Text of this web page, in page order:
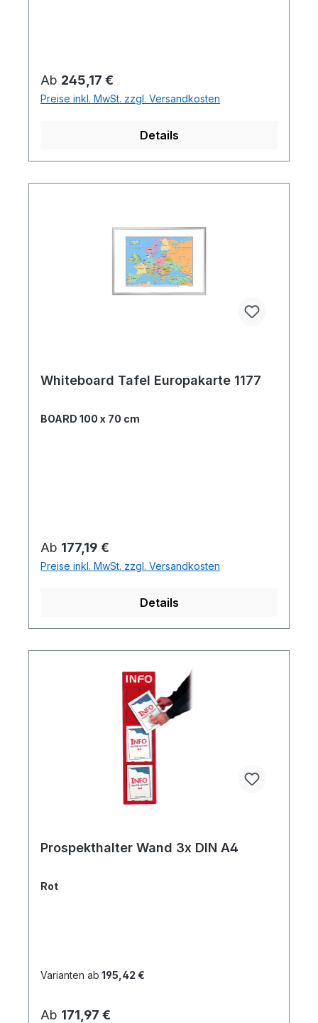
Regulärer Preis:
Ab 245,17 €
Preise inkl. MwSt. zzgl. Versandkosten
Details
Whiteboard Tafel Europakarte 1177
BOARD 100 x 70 cm
Regulärer Preis:
Ab 177,19 €
Preise inkl. MwSt. zzgl. Versandkosten
Details
Prospekthalter Wand 3x DIN A4
Rot
Varianten ab 195,42 €
Regulärer Preis:
Ab 171,97 €